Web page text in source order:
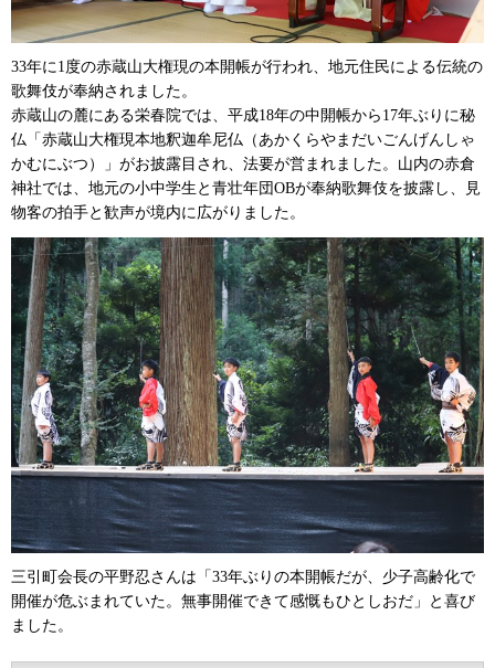
33年に1度の赤蔵山大権現の本開帳が行われ、地元住民による伝統の
歌舞伎が奉納されました。
赤蔵山の麓にある栄春院では、平成18年の中開帳から17年ぶりに秘
仏「赤蔵山大権現本地釈迦牟尼仏（あかくらやまだいごんげんしゃ
かむにぶつ）」がお披露目され、法要が営まれました。山内の赤倉
神社では、地元の小中学生と青壮年団OBが奉納歌舞伎を披露し、見
物客の拍手と歓声が境内に広がりました。
三引町会長の平野忍さんは「33年ぶりの本開帳だが、少子高齢化で
開催が危ぶまれていた。無事開催できて感慨もひとしおだ」と喜び
ました。